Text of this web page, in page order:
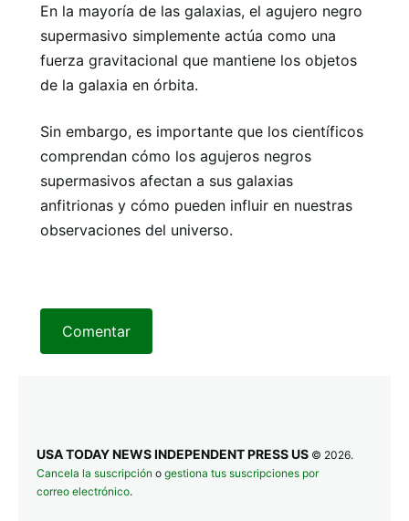
En la mayoría de las galaxias, el agujero negro
supermasivo simplemente actúa como una
fuerza gravitacional que mantiene los objetos
de la galaxia en órbita.
Sin embargo, es importante que los científicos
comprendan cómo los agujeros negros
supermasivos afectan a sus galaxias
anfitrionas y cómo pueden influir en nuestras
observaciones del universo.
Comentar
USA TODAY NEWS INDEPENDENT PRESS US © 2026.
Cancela la suscripción o gestiona tus suscripciones por
correo electrónico.